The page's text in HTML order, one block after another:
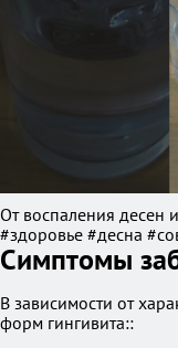
От воспаления десен
#здоровье #десна
Симптомы
В зависимости от
форм гингивита::